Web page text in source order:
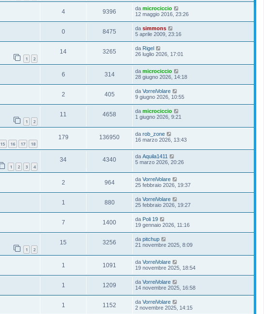
4 9396 da microciccio
12 maggio 2016, 23:26
0 8475 da simmons
5 aprile 2009, 23:16
1 2
14 3265 da Rigel
26 luglio 2026, 17:01
6 314 da microciccio
28 giugno 2026, 14:18
2 405 da VorreiVolare
9 giugno 2026, 10:55
1 2
11 4658 da microciccio
1 giugno 2026, 9:21
15 16 17 18
179 136950 da rob_zone
16 marzo 2026, 13:43
1 2 3 4
34 4340 da Aquila1411
5 marzo 2026, 20:26
2 964 da VorreiVolare
25 febbraio 2026, 19:37
1 880 da VorreiVolare
25 febbraio 2026, 19:27
7 1400 da Poli 19
19 gennaio 2026, 11:16
1 2
15 3256 da pitchup
21 novembre 2025, 8:09
1 1091 da VorreiVolare
19 novembre 2025, 18:54
1 1209 da VorreiVolare
14 novembre 2025, 16:58
1 1152 da VorreiVolare
2 novembre 2025, 14:15